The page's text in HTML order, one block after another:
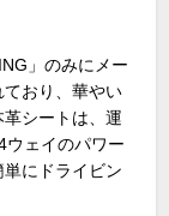
」のみにメー
おり、華やい
シートは、運
ウェイのパワー
にドライビン